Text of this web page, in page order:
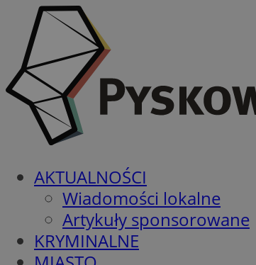
AKTUALNOŚCI
Wiadomości lokalne
Artykuły sponsorowane
KRYMINALNE